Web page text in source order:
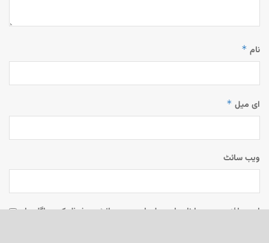
نام *
ای میل *
ویب‌ سائٹ
اس براؤزر میں میرا نام، ای میل، اور ویب سائٹ محفوظ رکھیں اگلی بار